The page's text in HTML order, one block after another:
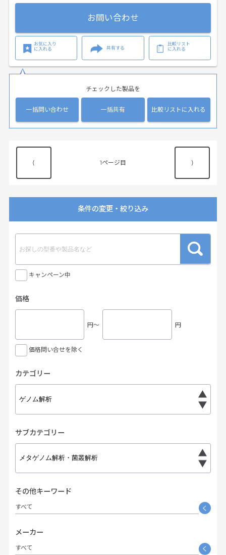
お問い合わせ
お気に入り
に入れる
共有する
比較リスト
に入れる
チェックした製品を
一括問い合わせ 一括共有 比較リストに入れる
⟨ 1 ⟩
条件の変更・絞り込み
キャンペーン中
価格
円〜 円
価格問い合せを除く
カテゴリー
サブカテゴリー
その他キーワード
すべて く
メーカー
すべて く